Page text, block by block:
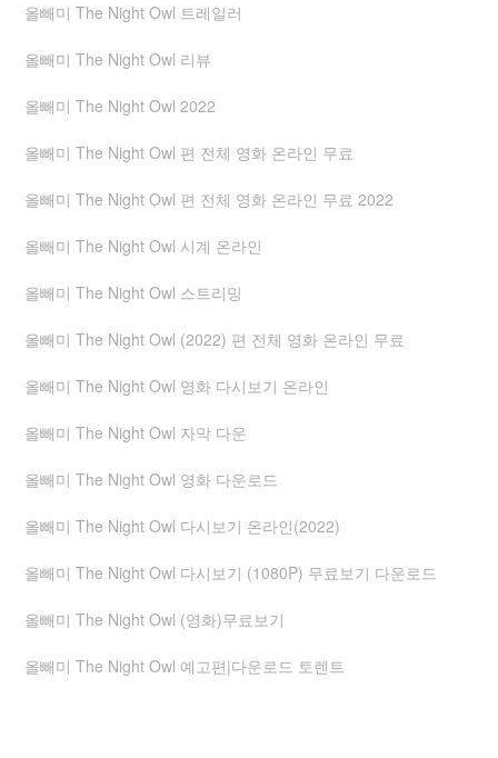
올빼미 The Night Owl 트레일러
올빼미 The Night Owl 리뷰
올빼미 The Night Owl 2022
올빼미 The Night Owl 편 전체 영화 온라인 무료
올빼미 The Night Owl 편 전체 영화 온라인 무료 2022
올빼미 The Night Owl 시계 온라인
올빼미 The Night Owl 스트리밍
올빼미 The Night Owl (2022) 편 전체 영화 온라인 무료
올빼미 The Night Owl 영화 다시보기 온라인
올빼미 The Night Owl 자막 다운
올빼미 The Night Owl 영화 다운로드
올빼미 The Night Owl 다시보기 온라인(2022)
올빼미 The Night Owl 다시보기 (1080P) 무료보기 다운로드
올빼미 The Night Owl (영화)무료보기
올빼미 The Night Owl 예고편|다운로드 토렌트